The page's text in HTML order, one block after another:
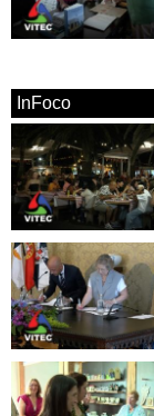
InFoco